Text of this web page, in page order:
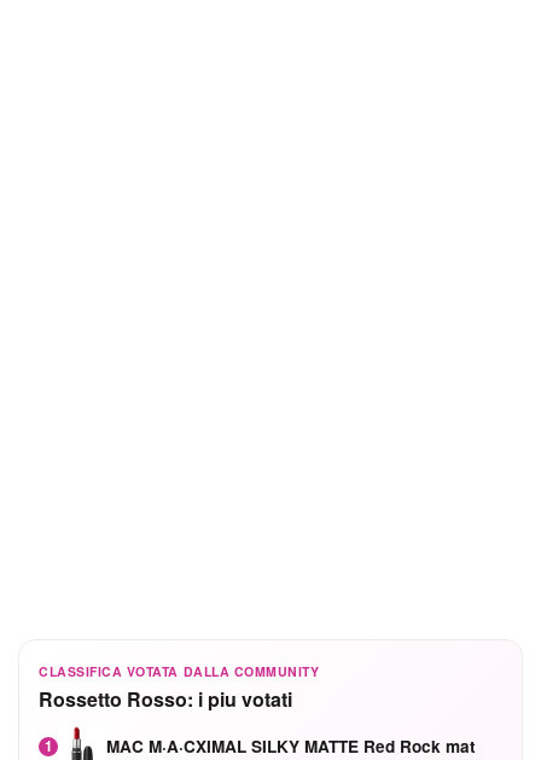
CLASSIFICA VOTATA DALLA COMMUNITY
Rossetto Rosso: i piu votati
1 MAC M·A·CXIMAL SILKY MATTE Red Rock mat